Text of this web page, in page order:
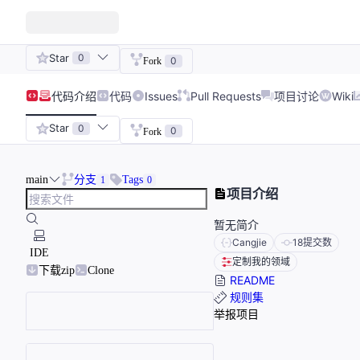
Star 0 Fork 0
代码介绍 代码 Issues Pull Requests 项目讨论 Wiki
Star 0 Fork 0
main 分支 1 Tags 0
IDE
下载zip
Clone
项目介绍
暂无简介
Cangjie 18提交数
定制我的领域
README
规则集
举报项目